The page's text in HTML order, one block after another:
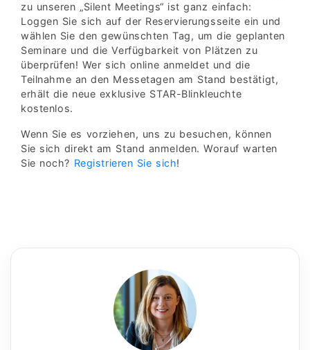
zu unseren „Silent Meetings“ ist ganz einfach:
Loggen Sie sich auf der Reservierungsseite ein und
wählen Sie den gewünschten Tag, um die geplanten
Seminare und die Verfügbarkeit von Plätzen zu
überprüfen! Wer sich online anmeldet und die
Teilnahme an den Messetagen am Stand bestätigt,
erhält die neue exklusive STAR-Blinkleuchte
kostenlos.
Wenn Sie es vorziehen, uns zu besuchen, können
Sie sich direkt am Stand anmelden. Worauf warten
Sie noch? Registrieren Sie sich!